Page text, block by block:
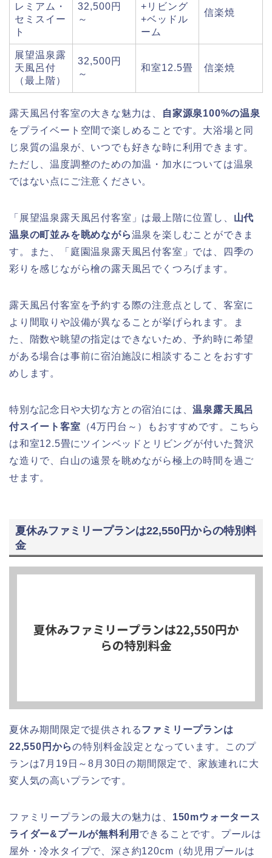
レミアム・
セミスイー
ト
32,500円
～
+リビング
+ベッドル
ーム
信楽焼
展望温泉露
天風呂付
（最上階）
32,500円
～
和室12.5畳 信楽焼
露天風呂付客室の大きな魅力は、
自家源泉100%の温泉
をプライベート空間で楽しめることです。大浴場と同
じ泉質の温泉が、いつでも好きな時に利用できます。
ただし、温度調整のための加温・加水については温泉
ではない点にご注意ください。
「展望温泉露天風呂付客室」は最上階に位置し、 山代
温泉の町並みを眺めながら温泉を楽しむことができま
す。また、「庭園温泉露天風呂付客室」では、四季の
彩りを感じながら檜の露天風呂でくつろげます。
露天風呂付客室を予約する際の注意点として、客室に
より間取りや設備が異なることが挙げられます。ま
た、階数や眺望の指定はできないため、予約時に希望
がある場合は事前に宿泊施設に相談することをおすす
めします。
特別な記念日や大切な方との宿泊には、温泉露天風呂
付スイート客室 （4万円台～）もおすすめです。こちら
は和室12.5畳にツインベッドとリビングが付いた贅沢
な造りで、白山の遠景を眺めながら極上の時間を過ご
せます。
夏休みファミリープランは22,550円からの特別料
金
夏休み期間限定で提供されるファミリープランは
22,550円からの特別料金設定となっています。このプ
ランは7月19日～8月30日の期間限定で、家族連れに大
変人気の高いプランです。
ファミリープランの最大の魅力は、 150mウォータース
ライダー&プールが無料利用 できることです。プールは
屋外・冷水タイプで、深さ約120cm（幼児用プールは